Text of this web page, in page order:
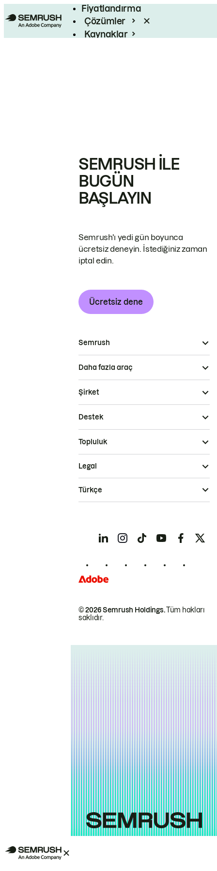
Fiyatlandırma
Çözümler
Kaynaklar
SEMRUSH ILE
BUGÜN
BAŞLAYIN
Semrush'ı yedi gün boyunca
ücretsiz deneyin. İstediğiniz zaman
iptal edin.
Ücretsiz dene
Semrush
Daha fazla araç
Şirket
Destek
Topluluk
© 2026 Semrush Holdings.Tüm hakları
saklıdır.
Legal
Türkçe